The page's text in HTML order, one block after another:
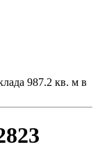
987.2 кв. м в